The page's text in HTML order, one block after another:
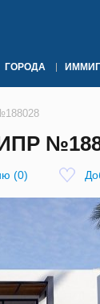
ГОРОДА
(0)